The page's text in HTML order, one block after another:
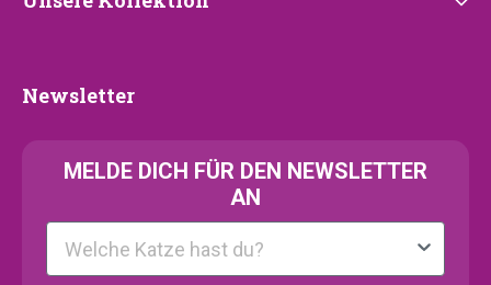
Newsletter
Newsletter
MELDE DICH FÜR DEN NEWSLETTER
AN
Kattenras